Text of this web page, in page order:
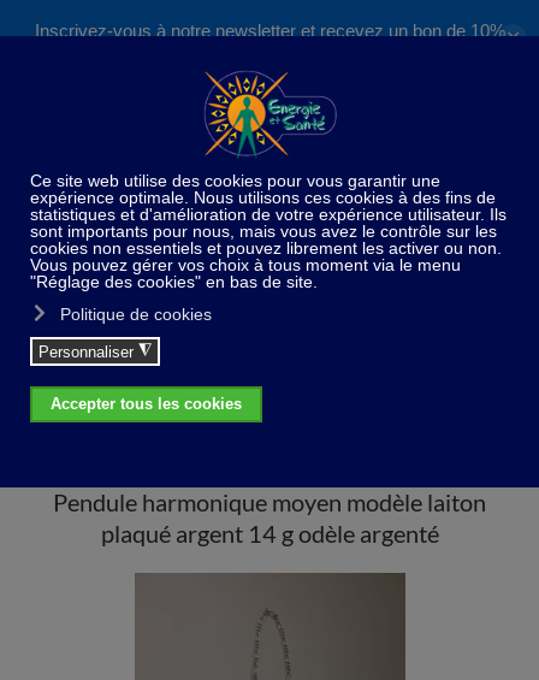
Inscrivez-vous à notre newsletter et recevez un bon de 10%
S'inscrire
✕
Home Pendules
modèle laiton plaqué argent 14 g odèle argenté
Pendule harmonique moyen modèle laiton
plaqué argent 14 g odèle argenté